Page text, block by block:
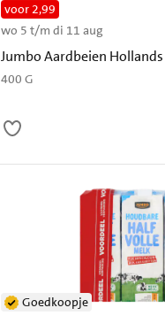
Jumbo Aardbeien
400 G
voor 2,99
wo 5 t/m di 11 aug
Goedkoopje